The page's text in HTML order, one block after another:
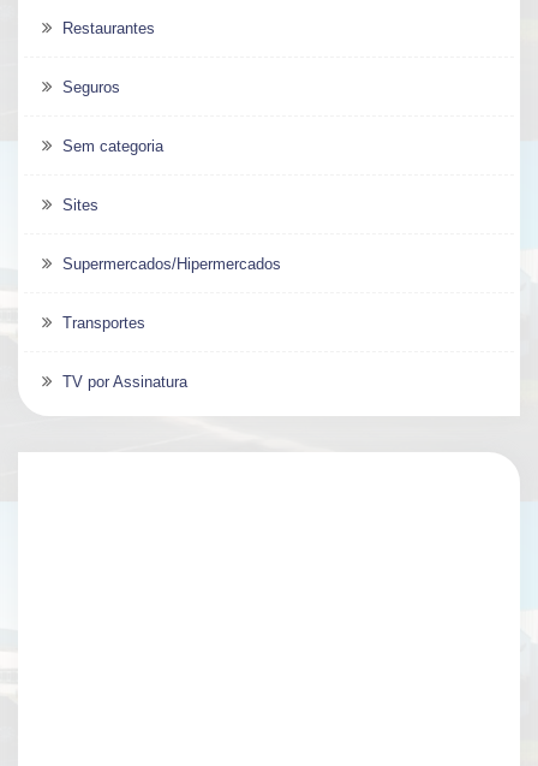
Restaurantes
Seguros
Sem categoria
Sites
Supermercados/Hipermercados
Transportes
TV por Assinatura